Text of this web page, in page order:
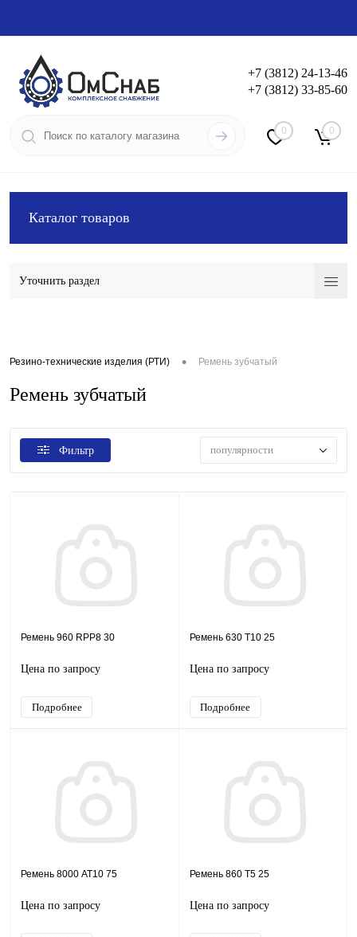
Вход Регистрация
+7 (3812) 24-13-46
+7 (3812) 33-85-60
0 0
Каталог товаров
Уточнить раздел
Резино-технические изделия (РТИ) • Ремень зубчатый
Ремень зубчатый
Фильтр популярности
Ремень 960 RPP8 30
Цена по запросу
Подробнее
Ремень 630 T10 25
Цена по запросу
Подробнее
Ремень 8000 AT10 75
Цена по запросу
Ремень 860 T5 25
Цена по запросу